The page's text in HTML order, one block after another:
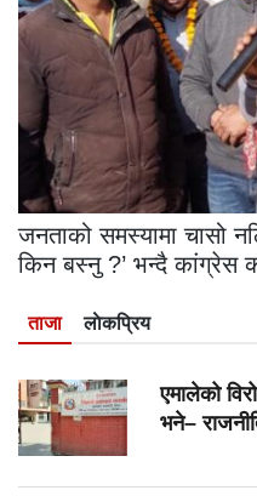
जनताको समस्यामा चासो
किन बस्नु ?’ भन्दै कांग्रेस
ताजा लाेकप्रिय
एमालेको
भने–